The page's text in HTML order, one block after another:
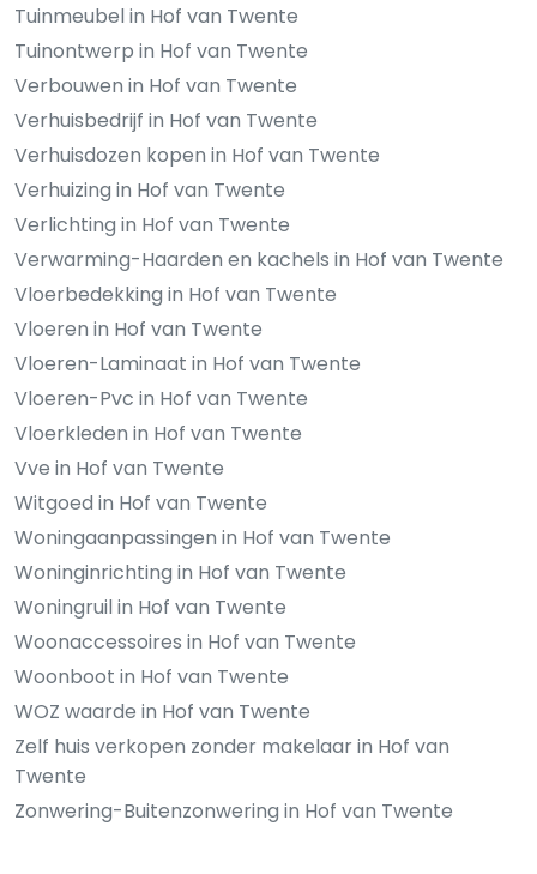
Tuinmeubel in Hof van Twente
Tuinontwerp in Hof van Twente
Verbouwen in Hof van Twente
Verhuisbedrijf in Hof van Twente
Verhuisdozen kopen in Hof van Twente
Verhuizing in Hof van Twente
Verlichting in Hof van Twente
Verwarming-Haarden en kachels in Hof van Twente
Vloerbedekking in Hof van Twente
Vloeren in Hof van Twente
Vloeren-Laminaat in Hof van Twente
Vloeren-Pvc in Hof van Twente
Vloerkleden in Hof van Twente
Vve in Hof van Twente
Witgoed in Hof van Twente
Woningaanpassingen in Hof van Twente
Woninginrichting in Hof van Twente
Woningruil in Hof van Twente
Woonaccessoires in Hof van Twente
Woonboot in Hof van Twente
WOZ waarde in Hof van Twente
Zelf huis verkopen zonder makelaar in Hof van
Twente
Zonwering-Buitenzonwering in Hof van Twente